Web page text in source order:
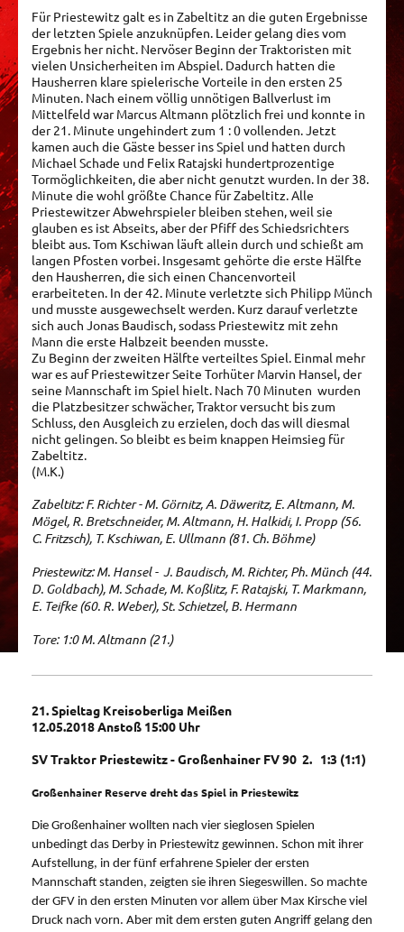
Für Priestewitz galt es in Zabeltitz an die guten Ergebnisse
der letzten Spiele anzuknüpfen. Leider gelang dies vom
Ergebnis her nicht. Nervöser Beginn der Traktoristen mit
vielen Unsicherheiten im Abspiel. Dadurch hatten die
Hausherren klare spielerische Vorteile in den ersten 25
Minuten. Nach einem völlig unnötigen Ballverlust im
Mittelfeld war Marcus Altmann plötzlich frei und konnte in
der 21. Minute ungehindert zum 1 : 0 vollenden. Jetzt
kamen auch die Gäste besser ins Spiel und hatten durch
Michael Schade und Felix Ratajski hundertprozentige
Tormöglichkeiten, die aber nicht genutzt wurden. In der 38.
Minute die wohl größte Chance für Zabeltitz. Alle
Priestewitzer Abwehrspieler bleiben stehen, weil sie
glauben es ist Abseits, aber der Pfiff des Schiedsrichters
bleibt aus. Tom Kschiwan läuft allein durch und schießt am
langen Pfosten vorbei. Insgesamt gehörte die erste Hälfte
den Hausherren, die sich einen Chancenvorteil
erarbeiteten. In der 42. Minute verletzte sich Philipp Münch
und musste ausgewechselt werden. Kurz darauf verletzte
sich auch Jonas Baudisch, sodass Priestewitz mit zehn
Mann die erste Halbzeit beenden musste.
Zu Beginn der zweiten Hälfte verteiltes Spiel. Einmal mehr
war es auf Priestewitzer Seite Torhüter Marvin Hansel, der
seine Mannschaft im Spiel hielt. Nach 70 Minuten wurden
die Platzbesitzer schwächer, Traktor versucht bis zum
Schluss, den Ausgleich zu erzielen, doch das will diesmal
nicht gelingen. So bleibt es beim knappen Heimsieg für
Zabeltitz.
(M.K.)
Zabeltitz: F. Richter - M. Görnitz, A. Däweritz, E. Altmann, M.
Mögel, R. Bretschneider, M. Altmann, H. Halkidi, I. Propp (56.
C. Fritzsch), T. Kschiwan, E. Ullmann (81. Ch. Böhme)
Priestewitz: M. Hansel - J. Baudisch, M. Richter, Ph. Münch (44.
D. Goldbach), M. Schade, M. Koßlitz, F. Ratajski, T. Markmann,
E. Teifke (60. R. Weber), St. Schietzel, B. Hermann
Tore: 1:0 M. Altmann (21.)
21. Spieltag Kreisoberliga Meißen
12.05.2018 Anstoß 15:00 Uhr
SV Traktor Priestewitz - Großenhainer FV 90 2. 1:3 (1:1)
Großenhainer Reserve dreht das Spiel in Priestewitz
Die Großenhainer wollten nach vier sieglosen Spielen
unbedingt das Derby in Priestewitz gewinnen. Schon mit ihrer
Aufstellung, in der fünf erfahrene Spieler der ersten
Mannschaft standen, zeigten sie ihren Siegeswillen. So machte
der GFV in den ersten Minuten vor allem über Max Kirsche viel
Druck nach vorn. Aber mit dem ersten guten Angriff gelang den